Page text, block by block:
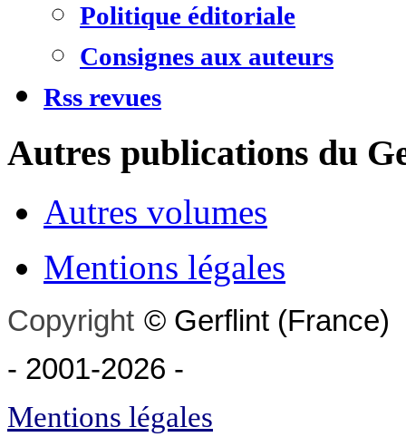
Politique éditoriale
Consignes aux auteurs
Rss revues
Autres publications du
Autres volumes
Mentions légales
Copyright © Gerflint (France)
- 2001-2026 -
Mentions légales